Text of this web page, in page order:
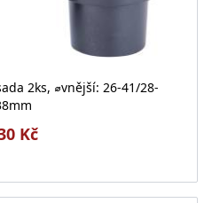
2ks, ⌀vnější: 26-41/28-
Kč